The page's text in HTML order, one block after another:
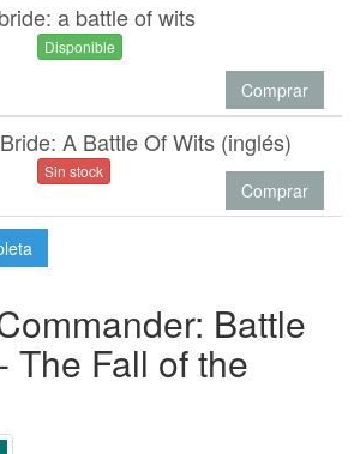
a battle of wits
Disponible
Comprar
A Battle Of Wits (inglés)
Sin stock
Comprar
Battle
The Fall of the